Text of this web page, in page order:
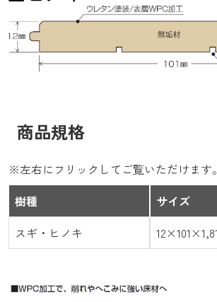
商品規格
※左右にフリックしてご覧いただけます。
樹種
サイズ
スギ・ヒノキ